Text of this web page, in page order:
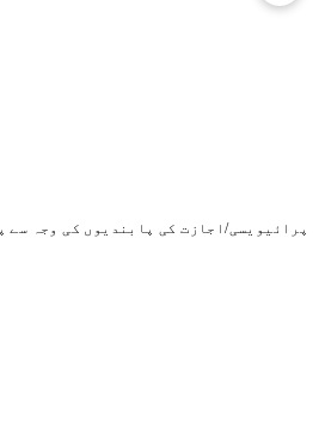
پرائیویسی/اجازت کی پابندیوں کی وجہ سے